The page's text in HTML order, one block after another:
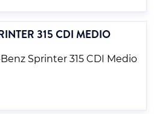
315 CDI MEDIO